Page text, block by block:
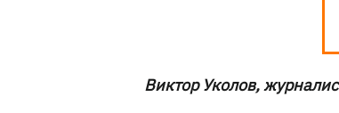
Виктор Уколов,